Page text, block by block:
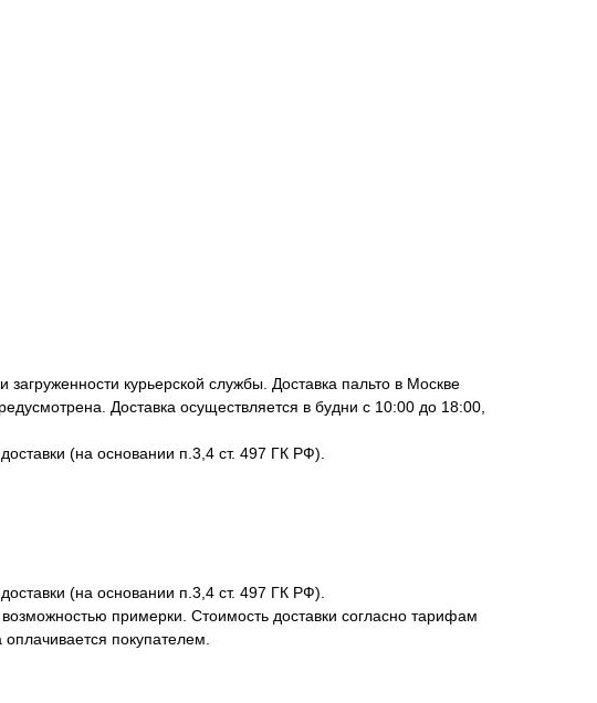
курьерской службы. Доставка пальто в Москве
Доставка осуществляется в будни с 10:00 до 18:00,
(на основании п.3,4 ст. 497 ГК РФ).
(на основании п.3,4 ст. 497 ГК РФ).
примерки. Стоимость доставки согласно тарифам
покупателем.